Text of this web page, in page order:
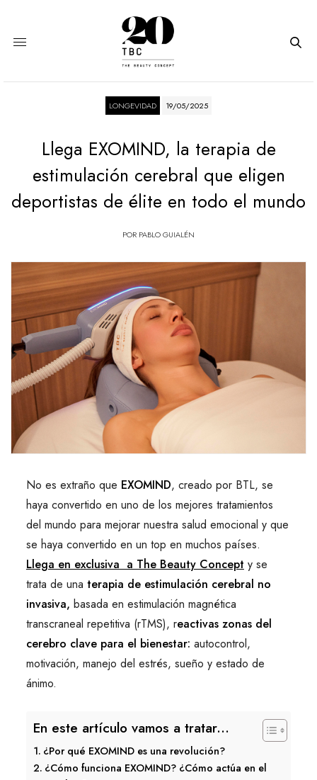
LONGEVIDAD 19/05/2025
Llega EXOMIND, la terapia de
estimulación cerebral que eligen
deportistas de élite en todo el mundo
POR PABLO GUIALÉN
No es extraño que EXOMIND, creado por BTL, se
haya convertido en uno de los mejores tratamientos
del mundo para mejorar nuestra salud emocional y que
se haya convertido en un top en muchos países.
Llega en exclusiva a The Beauty Concept y se
trata de una terapia de estimulación cerebral no
invasiva, basada en estimulación magnética
transcraneal repetitiva (rTMS), reactivas zonas del
cerebro clave para el bienestar: autocontrol,
motivación, manejo del estrés, sueño y estado de
ánimo.
En este artículo vamos a tratar...
¿Por qué EXOMIND es una revolución?
¿Cómo funciona EXOMIND? ¿Cómo actúa en el